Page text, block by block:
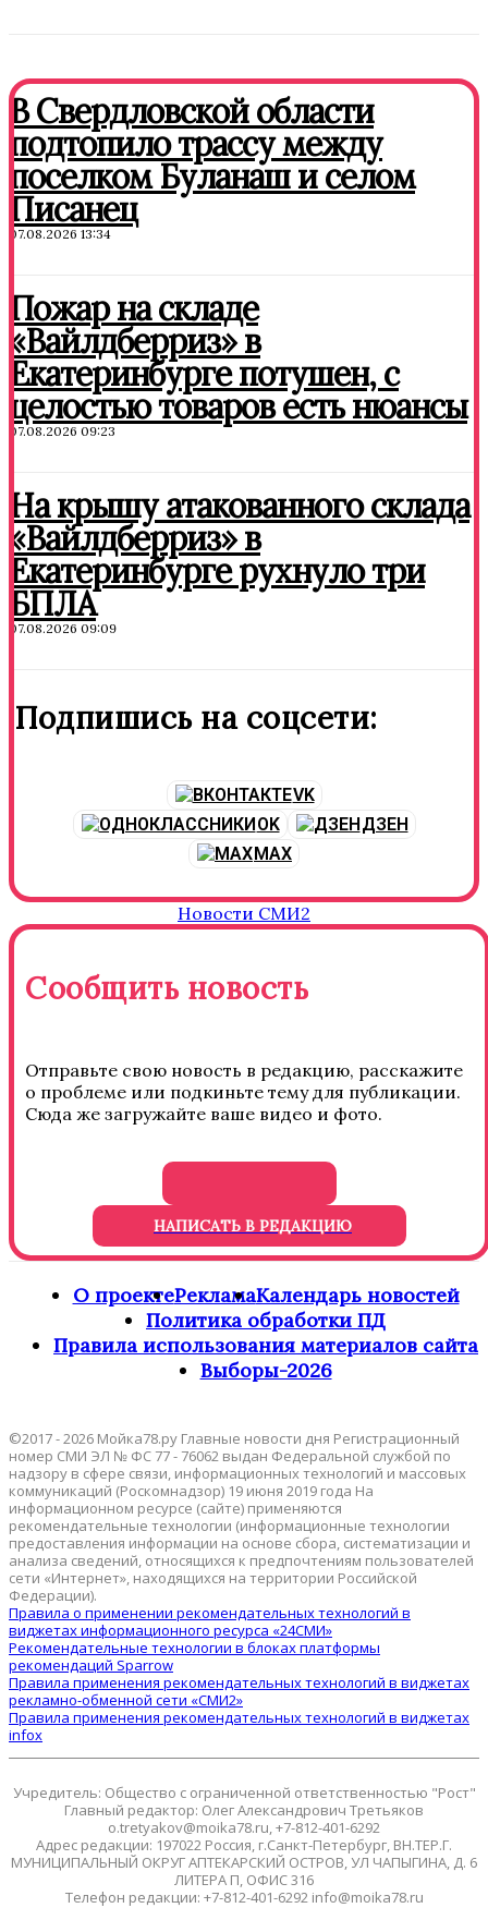
В Свердловской области
подтопило трассу между
поселком Буланаш и селом
Писанец
07.08.2026 13:34
Пожар на складе
«Вайлдберриз» в
Екатеринбурге потушен, с
целостью товаров есть нюансы
07.08.2026 09:23
На крышу атакованного склада
«Вайлдберриз» в
Екатеринбурге рухнуло три
БПЛА
07.08.2026 09:09
Подпишись на соцсети:
VK
OK
ДЗЕН
MAX
Новости СМИ2
Сообщить новость
Отправьте свою новость в редакцию, расскажите
о проблеме или подкиньте тему для публикации.
Сюда же загружайте ваше видео и фото.
НАПИСАТЬ В РЕДАКЦИЮ
О проектеРекламаКалендарь новостей
Политика обработки ПД
Правила использования материалов сайта
Выборы-2026
©2017 - 2026 Мойка78.ру Главные новости дня Регистрационный
номер СМИ ЭЛ № ФС 77 - 76062 выдан Федеральной службой по
надзору в сфере связи, информационных технологий и массовых
коммуникаций (Роскомнадзор) 19 июня 2019 года На
информационном ресурсе (сайте) применяются
рекомендательные технологии (информационные технологии
предоставления информации на основе сбора, систематизации и
анализа сведений, относящихся к предпочтениям пользователей
сети «Интернет», находящихся на территории Российской
Федерации).
Правила о применении рекомендательных технологий в
виджетах информационного ресурса «24СМИ»
Рекомендательные технологии в блоках платформы
рекомендаций Sparrow
Правила применения рекомендательных технологий в виджетах
рекламно-обменной сети «СМИ2»
Правила применения рекомендательных технологий в виджетах
infox
Учредитель: Общество с ограниченной ответственностью "Рост"
Главный редактор: Олег Александрович Третьяков
o.tretyakov@moika78.ru, +7-812-401-6292
Адрес редакции: 197022 Россия, г.Санкт-Петербург, ВН.ТЕР.Г.
МУНИЦИПАЛЬНЫЙ ОКРУГ АПТЕКАРСКИЙ ОСТРОВ, УЛ ЧАПЫГИНА, Д. 6
ЛИТЕРА П, ОФИС 316
Телефон редакции: +7-812-401-6292 info@moika78.ru